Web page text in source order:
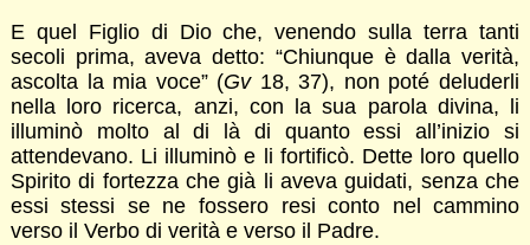
E quel Figlio di Dio che, venendo sulla terra tanti
secoli prima, aveva detto: “Chiunque è dalla verità,
ascolta la mia voce” (Gv18, 37), non poté deluderli
nella loro ricerca, anzi, con la sua parola divina, li
illuminò molto al di là di quanto essi all’inizio si
attendevano. Li illuminò e li fortificò. Dette loro quello
Spirito di fortezza che già li aveva guidati, senza che
essi stessi se ne fossero resi conto nel cammino
verso il Verbo di verità e verso il Padre.